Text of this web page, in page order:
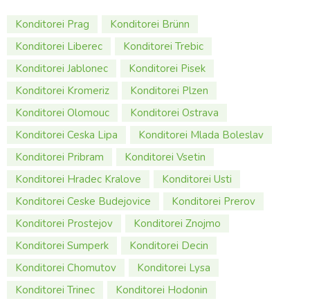
Konditorei Prag
Konditorei Brünn
Konditorei Liberec
Konditorei Trebic
Konditorei Jablonec
Konditorei Pisek
Konditorei Kromeriz
Konditorei Plzen
Konditorei Olomouc
Konditorei Ostrava
Konditorei Ceska Lipa
Konditorei Mlada Boleslav
Konditorei Pribram
Konditorei Vsetin
Konditorei Hradec Kralove
Konditorei Usti
Konditorei Ceske Budejovice
Konditorei Prerov
Konditorei Prostejov
Konditorei Znojmo
Konditorei Sumperk
Konditorei Decin
Konditorei Chomutov
Konditorei Lysa
Konditorei Trinec
Konditorei Hodonin